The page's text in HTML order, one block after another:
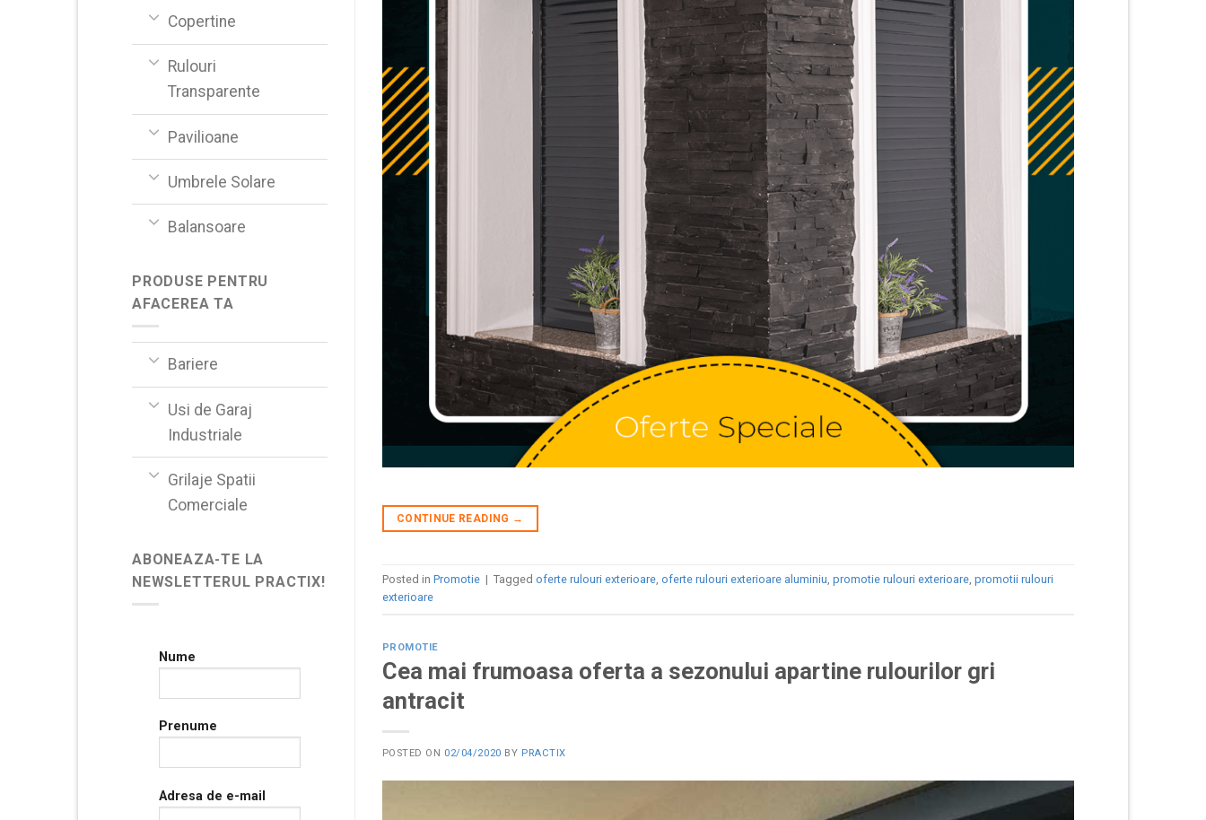
Copertine
Rulouri
Transparente
Pavilioane
Umbrele Solare
Balansoare
PRODUSE PENTRU
AFACEREA TA
Bariere
Usi de Garaj
Industriale
Grilaje Spatii
Comerciale
ABONEAZA-TE LA
NEWSLETTERUL PRACTIX!
Nume
Prenume
Adresa de e-mail
CONTINUE READING →
Posted in Promotie | Tagged oferte rulouri exterioare, oferte rulouri exterioare aluminiu, promotie rulouri exterioare, promotii rulouri
exterioare
PROMOTIE
Cea mai frumoasa oferta a sezonului apartine rulourilor gri
antracit
POSTED ON 02/04/2020 BY PRACTIX